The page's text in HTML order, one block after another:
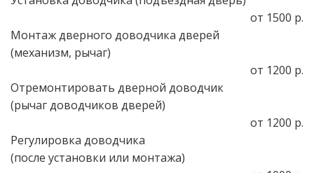
от 1500 р.
Монтаж дверного доводчика дверей
(механизм, рычаг)
от 1200 р.
Отремонтировать дверной доводчик
(рычаг доводчиков дверей)
от 1200 р.
Регулировка доводчика
(после установки или монтажа)